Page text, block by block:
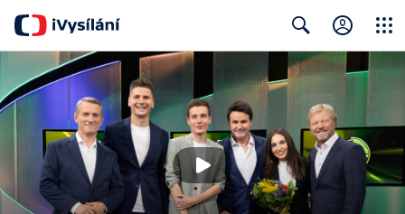
Search Close